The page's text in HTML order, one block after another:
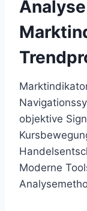
objektive
Moderne